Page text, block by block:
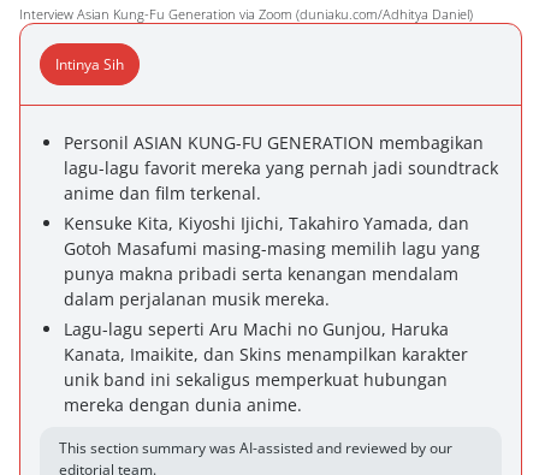
Interview Asian Kung-Fu Generation via Zoom (duniaku.com/Adhitya Daniel)
Intinya Sih
Personil ASIAN KUNG-FU GENERATION membagikan
lagu-lagu favorit mereka yang pernah jadi soundtrack
anime dan film terkenal.
Kensuke Kita, Kiyoshi Ijichi, Takahiro Yamada, dan
Gotoh Masafumi masing-masing memilih lagu yang
punya makna pribadi serta kenangan mendalam
dalam perjalanan musik mereka.
Lagu-lagu seperti Aru Machi no Gunjou, Haruka
Kanata, Imaikite, dan Skins menampilkan karakter
unik band ini sekaligus memperkuat hubungan
mereka dengan dunia anime.
This section summary was AI-assisted and reviewed by our
editorial team.